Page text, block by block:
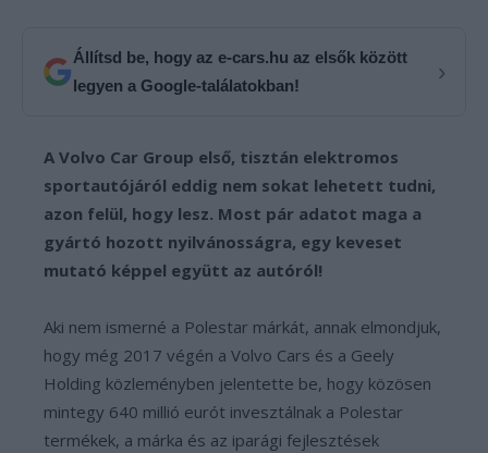
Állítsd be, hogy az e-cars.hu az elsők között
legyen a Google-találatokban!
›
A Volvo Car Group első, tisztán elektromos
sportautójáról eddig nem sokat lehetett tudni,
azon felül, hogy lesz. Most pár adatot maga a
gyártó hozott nyilvánosságra, egy keveset
mutató képpel együtt az autóról!
Aki nem ismerné a Polestar márkát, annak elmondjuk,
hogy még 2017 végén a Volvo Cars és a Geely
Holding közleményben jelentette be, hogy közösen
mintegy 640 millió eurót invesztálnak a Polestar
termékek, a márka és az iparági fejlesztések